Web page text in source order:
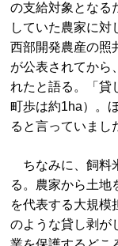
の支給対象となる
していた農家に対
西部開発農産の照
が公表されてから
れたと語る。「貸
町歩は約1ha）。
ると言っていまし
ちなみに、飼料
る。農家から土地
を代表する大規模
のような貸し剥が